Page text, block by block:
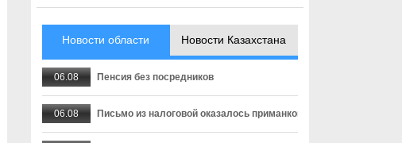
Новости области Новости Казахстана
06.08 Пенсия без посредников
06.08 Письмо из налоговой оказалось приманкой